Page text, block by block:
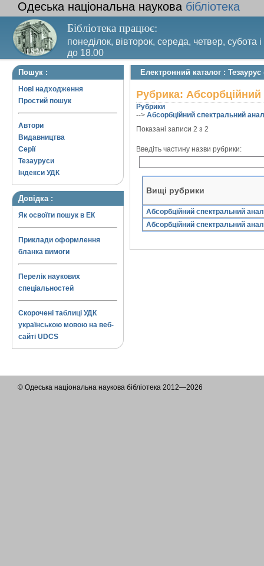
Одеська національна наукова бібліотека
Бібліотека працює:
понеділок, вівторок, середа, четвер, субота
до 18.00
Вихідний день – п’ятниця. Останній четвер
Пошук :
Нові надходження
Простий пошук
Автори
Видавництва
Серії
Тезауруси
Індекси УДК
Довідка :
Як освоїти пошук в ЕК
Приклади оформлення
бланка вимоги
Перелік наукових
спеціальностей
Скорочені таблиці УДК
українською мовою на веб-
сайті UDCS
Електронний каталог :
Рубрика: Абсорбційний
Рубрики
--> Абсорбційний спектральний
Показані записи 2 з 2
Введіть частину назви рубрики:
Вищі рубрики
Абсорбційний спектральний
Абсорбційний спектральний
© Одеська національна наукова бібліотека 2012—2026